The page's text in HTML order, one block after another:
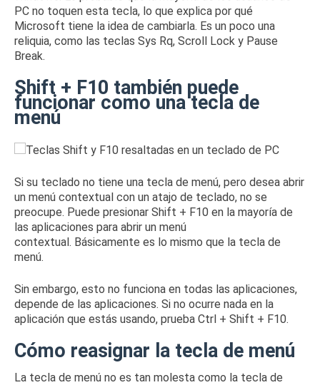
PC no toquen esta tecla, lo que explica por qué
Microsoft tiene la idea de cambiarla. Es un poco una
reliquia, como las teclas Sys Rq, Scroll Lock y Pause
Break.
Shift + F10 también puede
funcionar como una tecla de
menú
Si su teclado no tiene una tecla de menú, pero desea abrir
un menú contextual con un atajo de teclado, no se
preocupe. Puede presionar Shift + F10 en la mayoría de
las aplicaciones para abrir un menú
contextual. Básicamente es lo mismo que la tecla de
menú.
Sin embargo, esto no funciona en todas las aplicaciones,
depende de las aplicaciones. Si no ocurre nada en la
aplicación que estás usando, prueba Ctrl + Shift + F10.
Cómo reasignar la tecla de menú
La tecla de menú no es tan molesta como la tecla de